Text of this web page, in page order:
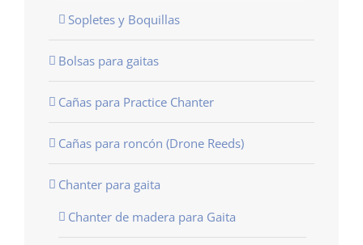
Sopletes y Boquillas
Bolsas para gaitas
Cañas para Practice Chanter
Cañas para roncón (Drone Reeds)
Chanter para gaita
Chanter de madera para Gaita